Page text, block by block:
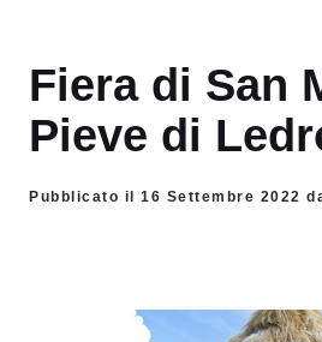
Fiera di San
Pieve di
Pubblicato il 16 Settembre 2022